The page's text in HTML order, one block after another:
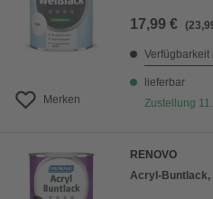
Merken
17,99 €
Verfügbarkeit
lieferbar
Zustellung
RENOVO
Acryl-Buntlack,